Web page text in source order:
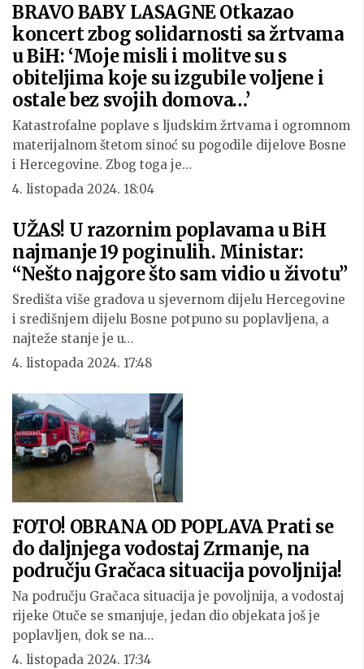
BRAVO BABY LASAGNE Otkazao
koncert zbog solidarnosti sa žrtvama
u BiH: ‘Moje misli i molitve su s
obiteljima koje su izgubile voljene i
ostale bez svojih domova…’
Katastrofalne poplave s ljudskim žrtvama i ogromnom
materijalnom štetom sinoć su pogodile dijelove Bosne
i Hercegovine. Zbog toga je…
4. listopada 2024. 18:04
UŽAS! U razornim poplavama u BiH
najmanje 19 poginulih. Ministar:
“Nešto najgore što sam vidio u životu”
Središta više gradova u sjevernom dijelu Hercegovine
i središnjem dijelu Bosne potpuno su poplavljena, a
najteže stanje je u…
4. listopada 2024. 17:48
FOTO! OBRANA OD POPLAVA Prati se
do daljnjega vodostaj Zrmanje, na
području Gračaca situacija povoljnija!
Na području Gračaca situacija je povoljnija, a vodostaj
rijeke Otuče se smanjuje, jedan dio objekata još je
poplavljen, dok se na…
4. listopada 2024. 17:34